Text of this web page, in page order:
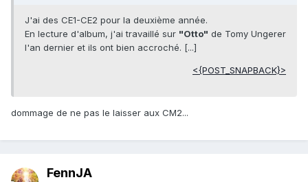
J'ai des CE1-CE2 pour la deuxième année.
En lecture d'album, j'ai travaillé sur "Otto" de Tomy Ungerer
l'an dernier et ils ont bien accroché. [...]
<{POST_SNAPBACK}>
dommage de ne pas le laisser aux CM2...
FennJA